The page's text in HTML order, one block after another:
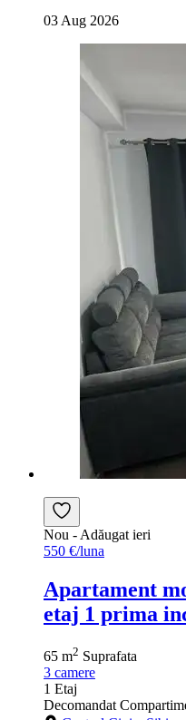
03 Aug 2026
Nou - Adăugat ieri
550 €/luna
Apartament
etaj 1 prima
65 m2 Suprafata
3 camere
1 Etaj
Decomandat